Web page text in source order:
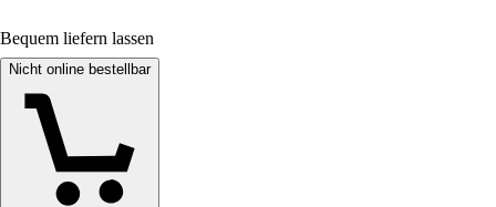
Bequem liefern lassen
Nicht online bestellbar